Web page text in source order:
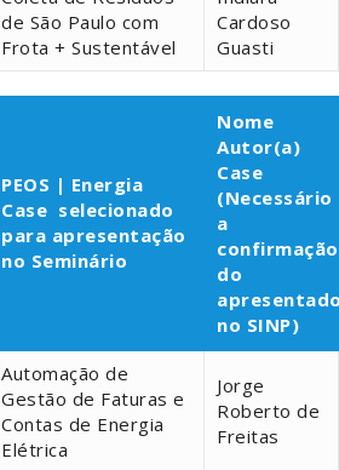
de São Paulo com
Frota + Sustentável
Cardoso
Guasti
PEOS | Energia
Case selecionado
para apresentação
no Seminário
Nome
Autor(a)
Case
(Necessário
a
confirmação
do
no SINP)
Automação de
Gestão de Faturas e
Contas de Energia
Elétrica
Jorge
Roberto de
Freitas